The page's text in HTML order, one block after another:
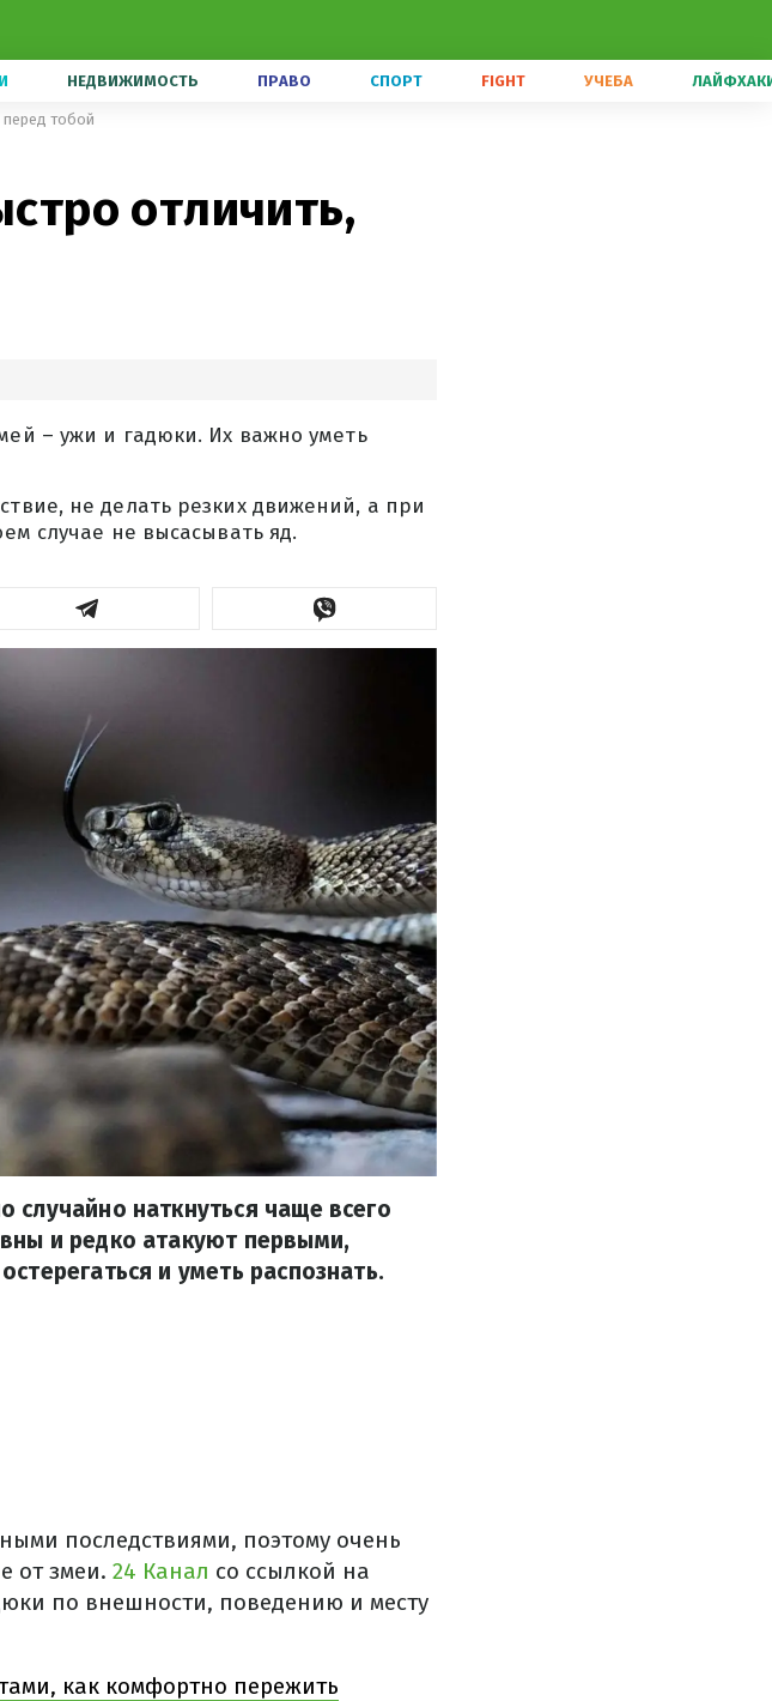
НЕДВИЖИМОСТЬ ПРАВО СПОРТ FIGHT УЧЕБА
перед тобой
отличить,
– ужи и гадюки. Их важно уметь
не делать резких движений, а при
случае не высасывать яд.
случайно наткнуться чаще всего
и редко атакуют первыми,
и уметь распознать.
последствиями, поэтому очень
от змеи. 24 Канал со ссылкой на
по внешности, поведению и месту
как комфортно пережить